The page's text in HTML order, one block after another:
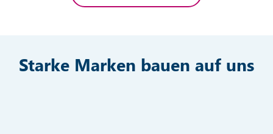
Starke Marken bauen auf uns